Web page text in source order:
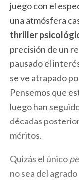
juego con el
una atmósfera
thriller
precisión de un
pausado el
se ve atrapado
Pensemos que
luego han
décadas
méritos.
Quizás el único
no sea del